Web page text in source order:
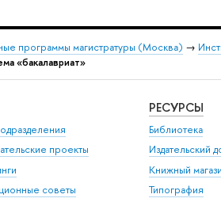
программы магистратуры (Москва) →
«бакалавриат»
проекты
советы
РЕСУРСЫ
Библиотека
Издательский
Книжный
Типография